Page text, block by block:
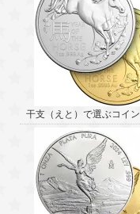
干支（えと）で選ぶコイン